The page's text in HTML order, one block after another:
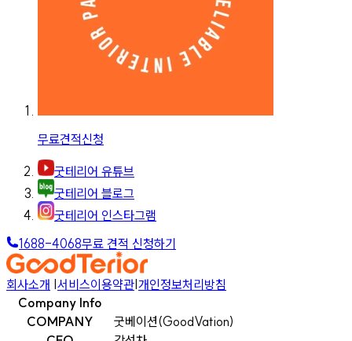
무료견적신청
굿테리어 유튜브
굿테리어 블로그
굿테리어 인스타그램
1688-4068무료 견적 신청하기
회사소개 |서비스이용약관|개인정보처리방침
Company Info
COMPANY
굿베이션(GoodVation)